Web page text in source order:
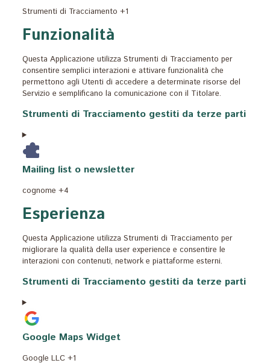
trattamento:
Dati
trattati:
Strumenti di Tracciamento +1
Funzionalità
Questa Applicazione utilizza Strumenti di Tracciamento per
consentire semplici interazioni e attivare funzionalità che
permettono agli Utenti di accedere a determinate risorse del
Servizio e semplificano la comunicazione con il Titolare.
Strumenti di Tracciamento gestiti da terze parti
Mailing list o newsletter
Dati
trattati:
cognome +4
Esperienza
Questa Applicazione utilizza Strumenti di Tracciamento per
migliorare la qualità della user experience e consentire le
interazioni con contenuti, network e piattaforme esterni.
Strumenti di Tracciamento gestiti da terze parti
Google Maps Widget
Azienda:
Google LLC +1